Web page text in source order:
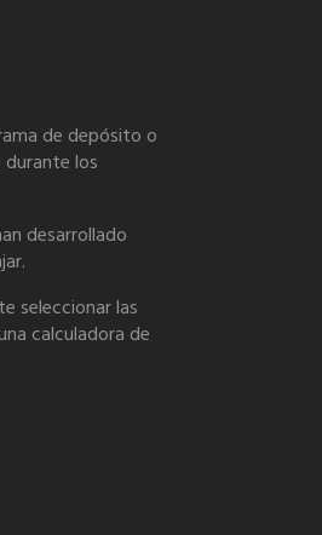
de depósito o
los
desarrollado
seleccionar las
calculadora de